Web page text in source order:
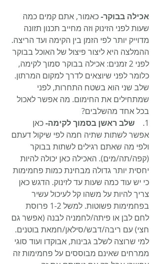
אכילה בבוקר- כאמור, אתם קמים כמה
שעות לפני הזינוק וזה מחייב תכנון תזונה
מדוייק יותר לפי הזמן בין הקימה ועד הריצה.
ההמלצה היא ליצור פיצול של האוכל בבוקר
לפני 2 זמנים: אכילה בבוקר סמוך לקימה,
כלומר לפני שיוצאים לדרך למקום המרתון.
שלב שני הוא בשטח התחרות, לפני
שמתחילים את החימום. מה אפשר לאכול
בכל אחד מהשלבים?
1.
שלב ראשן בסמוך לקימה- כאן
אפשר לשתות שתיה חמה לפי שיקול דעתם
ולפי מה שאתם רגילים לשתות בבוקר
(קפה/תה/מים). האכילה כאן יכולה להיות
יחסית יותר גדולה מבחינת כמות פחמימות
כי יש עוד כמה שעות עד לזינוק. הדגש כאן
צריך להיות על משהו קל לעיכול עשיר
בפחמימות פשוטות. למשל 1-2 פרוסת
לחם לבן או פיתה/לחמניה לבנה (אפשר גם
חצי) עם ריבה/דבש/סילאן/חמאת בוטנים.
למי שרוצה לשלב גבינות, אבוקדו ועוד סוגי
ממרחים שאינם מבוססים על פחמימות זה